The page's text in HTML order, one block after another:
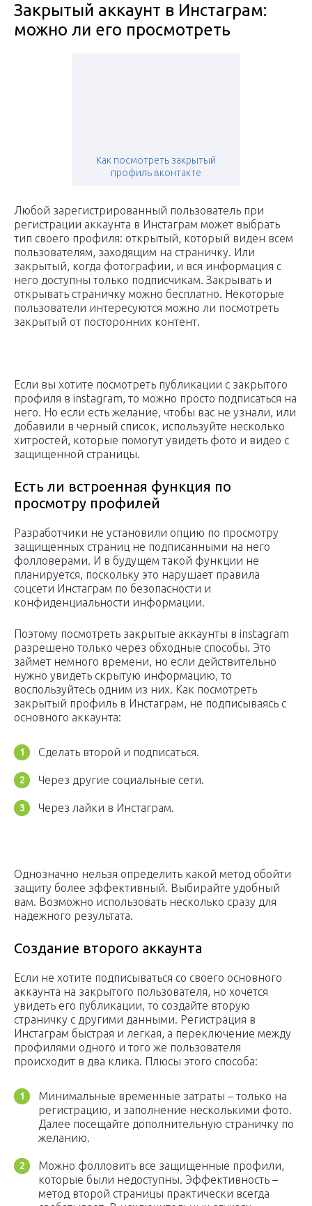
Закрытый аккаунт в Инстаграм:
можно ли его просмотреть
Как посмотреть закрытый
профиль вконтакте
Любой зарегистрированный пользователь при
регистрации аккаунта в Инстаграм может выбрать
тип своего профиля: открытый, который виден всем
пользователям, заходящим на страничку. Или
закрытый, когда фотографии, и вся информация с
него доступны только подписчикам. Закрывать и
открывать страничку можно бесплатно. Некоторые
пользователи интересуются можно ли посмотреть
закрытый от посторонних контент.
Если вы хотите посмотреть публикации с закрытого
профиля в instagram, то можно просто подписаться на
него. Но если есть желание, чтобы вас не узнали, или
добавили в черный список, используйте несколько
хитростей, которые помогут увидеть фото и видео с
защищенной страницы.
Есть ли встроенная функция по
просмотру профилей
Разработчики не установили опцию по просмотру
защищенных страниц не подписанными на него
фолловерами. И в будущем такой функции не
планируется, поскольку это нарушает правила
соцсети Инстаграм по безопасности и
конфиденциальности информации.
Поэтому посмотреть закрытые аккаунты в instagram
разрешено только через обходные способы. Это
займет немного времени, но если действительно
нужно увидеть скрытую информацию, то
воспользуйтесь одним из них. Как посмотреть
закрытый профиль в Инстаграм, не подписываясь с
основного аккаунта:
Сделать второй и подписаться.
Через другие социальные сети.
Через лайки в Инстаграм.
Однозначно нельзя определить какой метод обойти
защиту более эффективный. Выбирайте удобный
вам. Возможно использовать несколько сразу для
надежного результата.
Создание второго аккаунта
Если не хотите подписываться со своего основного
аккаунта на закрытого пользователя, но хочется
увидеть его публикации, то создайте вторую
страничку с другими данными. Регистрация в
Инстаграм быстрая и легкая, а переключение между
профилями одного и того же пользователя
происходит в два клика. Плюсы этого способа:
Минимальные временные затраты – только на
регистрацию, и заполнение несколькими фото.
Далее посещайте дополнительную страничку по
желанию.
Можно фолловить все защищенные профили,
которые были недоступны. Эффективность –
метод второй страницы практически всегда